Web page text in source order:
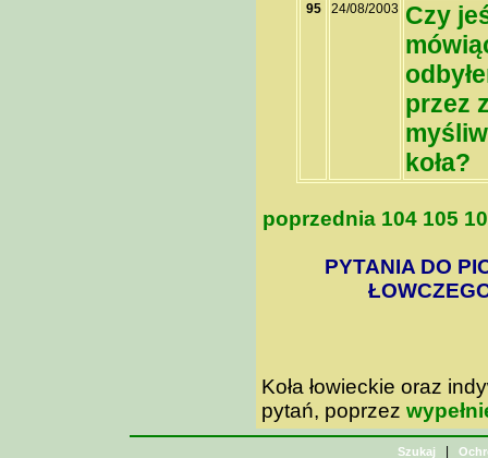
95 24/08/2003 Czy
przez
koła?
poprzednia 104 105
PYTANIA DO
Koła łowieckie oraz
pytań, poprzez
Szukaj